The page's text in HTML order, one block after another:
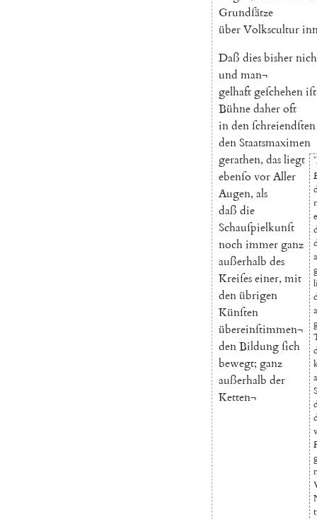
Grundſätze
überVolkscultur
Daß diesbisher
und man¬
gelhaftgeſcheheniſt
Bühnedaheroft
indenſchreiendſten
denStaatsmaximen
gerathen, dasliegt
ebenſo vorAller
Augen, als
daß die
Schauſpielkunſt
nochimmerganz
außerhalb des
Kreiſeseiner, mit
denübrigen
Künſten
übereinſtimmen¬
denBildungſich
bewegt; ganz
außerhalb der
Ketten¬